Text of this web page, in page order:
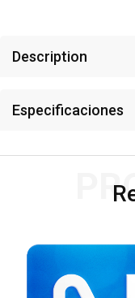
Description
Especificaciones